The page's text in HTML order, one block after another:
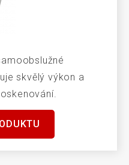
skvělý výkon a